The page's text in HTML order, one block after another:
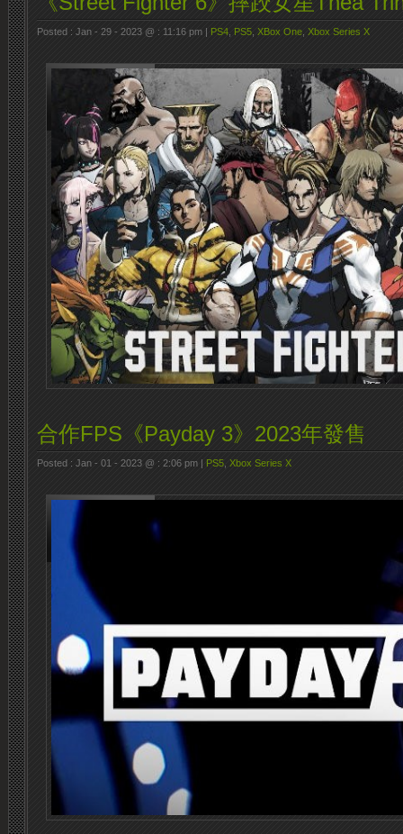
Posted : Jan - 29 - 2023 @ : 11:16 pm | PS4 PS5 XBox One Xbox Series X
合作FPS《Payday 3》2023年發售
Posted : Jan - 01 - 2023 @ : 2:06 pm | PS5 Xbox Series X